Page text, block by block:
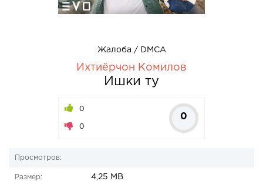
Жалоба / DMCA
Ихтиёрчон Комилов
Ишки ту
0
0
0
Просмотров:
Размер: 4,25 MB